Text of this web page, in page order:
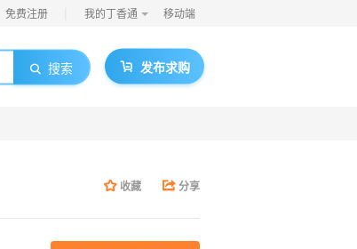
免费注册 我的丁香通 移动端
搜索 发布求购
收藏 分享